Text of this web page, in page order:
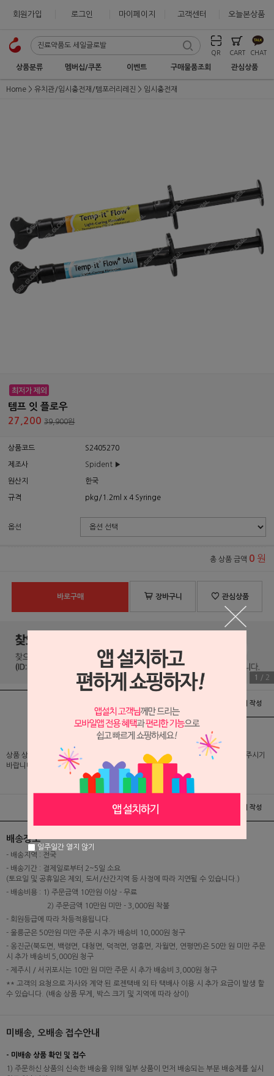
회원가입 로그인 마이페이지 고객센터 오늘본상품
QR CART CHAT
상품분류 멤버십/쿠폰 이벤트 구매물품조회 관심상품
Home 유치관/임시충전재/템포러리레진 임시충전재
템프 잇 플로우
27,20039,900원
상품코드 S2405270
제조사 Spident ▶
원산지 한국
규격 pkg/1.2ml x 4 Syringe
옵션
총 상품 금액 0 원
바로구매 장바구니 관심상품
1 / 2
상품후기 및 평가서 작성
상품 상세 설명 및 실제 구매 가격은 로그인 후 확인 가능하오니 반드시 로그인해 주시기
바랍니다.
배송 및 교환/반품안내 상품후기 및 평가서 작성
배송정보
- 배송지역 : 전국
- 배송기간 : 결제일로부터 2~5일 소요
(토요일 및 공휴일은 제외, 도서/산간지역 등 사정에 따라 지연될 수 있습니다.)
- 배송비용 : 1) 주문금액 10만원 이상 - 무료
2) 주문금액 10만원 미만 - 3,000원 착불
- 회원등급에 따라 차등적용됩니다.
- 울릉군은 50만원 미만 주문 시 추가 배송비 10,000원 청구
- 옹진군(북도면, 백령면, 대청면, 덕적면, 영흥면, 자월면, 연평면)은 50만 원 미만 주문
시 추가 배송비 5,000원 청구
- 제주시 / 서귀포시는 10만 원 미만 주문 시 추가 배송비 3,000원 청구
** 고객의 요청으로 자사와 계약 된 로젠택배 외 타 택배사 이용 시 추가 요금이 발생 할
수 있습니다. (배송 상품 무게, 박스 크기 및 지역에 따라 상이)
미배송, 오배송 접수안내
- 미배송 상품 확인 및 접수
1) 주문하신 상품의 신속한 배송을 위해 일부 상품이 먼저 배송되는 부분 배송제를 실시
일주일간 열지 않기